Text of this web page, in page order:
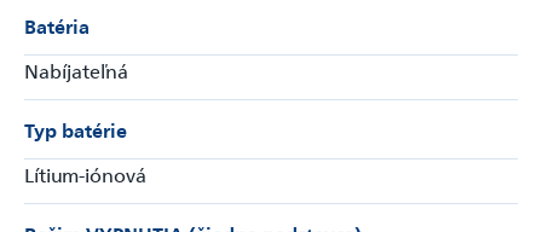
Batéria
Nabíjateľná
Typ batérie
Lítium-iónová